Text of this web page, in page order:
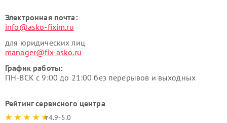
Электронная почта:
info@asko-fixim.ru
для юридических лиц
manager@fix-asko.ru
График работы:
ПН-ВСК с 9:00 до 21:00 без перерывов и выходных
Рейтинг сервисного центра
4.9-5.0